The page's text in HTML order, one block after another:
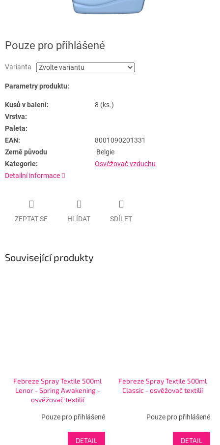
Pouze pro přihlášené
Varianta
Parametry produktu:
Kusů v balení:
8 (ks.)
Vrstva:
Paleta:
EAN:
8001090201331
Země původu
Belgie
Kategorie:
Osvěžovač vzduchu
Detailní informace
ZEPTAT SE HLÍDAT SDÍLET
Související produkty
Febreze Spray Textile 500ml
Lenor - Spring Awakening -
osvěžovač textilií
Pouze pro přihlášené
DETAIL
Febreze Spray Textile 500ml
Classic - osvěžovač textilií
Pouze pro přihlášené
DETAIL